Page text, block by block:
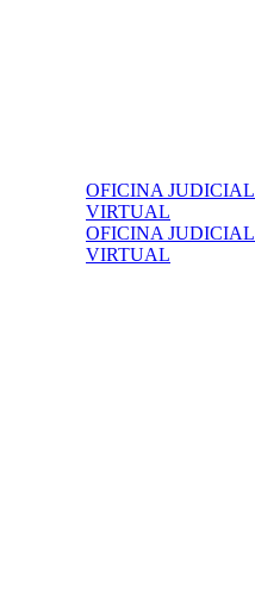
OFICINA JUDICIAL
VIRTUAL
OFICINA JUDICIAL
VIRTUAL